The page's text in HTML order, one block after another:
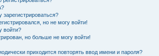
но не могу войти!
войти?
но больше не могу войти!
приходится повторять ввод имени и пароля?